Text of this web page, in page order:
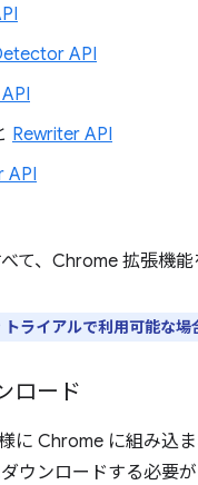
API
Rewriter API
API
て、Chrome 拡張機
ライアルで利用可能な場
ロード
に Chrome に組み込
ウンロードする必要が